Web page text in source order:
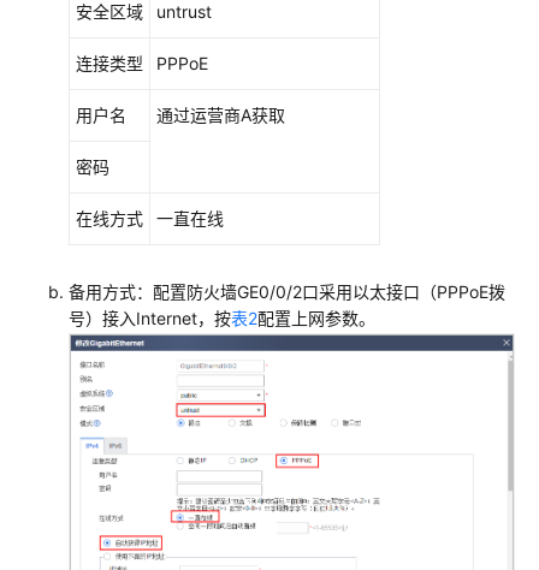
交
机
立
组
网
防
火
墙
+核
心
交
换
+接
入
安全区域 untrust
连接类型 PPPoE
用户名 通过运营商A获取
密码
在线方式 一直在线
备用方式：配置防火墙GE0/0/2口采用以太接口（PPPoE拨
号）接入Internet，按表2配置上网参数。